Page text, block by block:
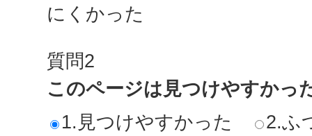
にくかった
質問2
このページは見つけやすかっ
1.見つけやすかった
2.ふ